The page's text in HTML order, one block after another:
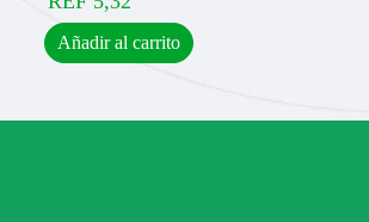
Añadir al carrito